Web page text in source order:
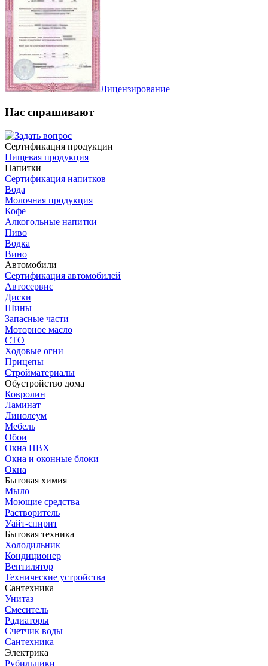
Лицензирование
Нас спрашивают
Сертификация продукции
Пищевая продукция
Напитки
Сертификация напитков
Вода
Молочная продукция
Кофе
Алкогольные напитки
Пиво
Водка
Вино
Автомобили
Сертификация автомобилей
Автосервис
Диски
Шины
Запасные части
Моторное масло
СТО
Ходовые огни
Прицепы
Стройматериалы
Обустройство дома
Ковролин
Ламинат
Линолеум
Мебель
Обои
Окна ПВХ
Окна и оконные блоки
Окна
Бытовая химия
Мыло
Моющие средства
Растворитель
Уайт-спирит
Бытовая техника
Холодильник
Кондиционер
Вентилятор
Технические устройства
Сантехника
Унитаз
Смеситель
Радиаторы
Счетчик воды
Сантехника
Электрика
Рубильники